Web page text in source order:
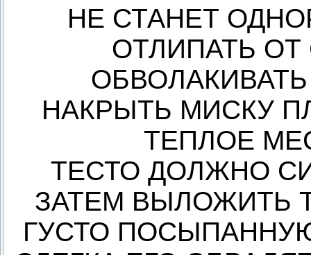
НЕ СТАНЕТ
ОТЛИПАТЬ
НАКРЫТЬ МИСКУ
ТЕПЛОЕ
ТЕСТО ДОЛЖНО
ЗАТЕМ ВЫЛОЖИТЬ
ГУСТО